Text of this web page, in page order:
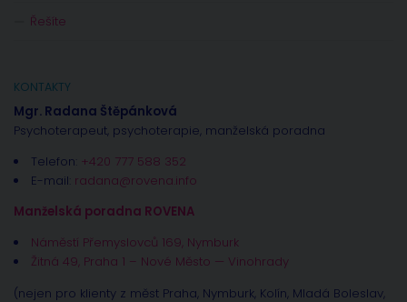
Řešíte
KONTAKTY
Mgr. Radana Štěpánková
Psychoterapeut, psychoterapie, manželská poradna
Telefon: +420 777 588 352
E-mail: radana@rovena.info
Manželská poradna ROVENA
Náměstí Přemyslovců 169, Nymburk
Žitná 49, Praha 1 – Nové Město — Vinohrady
(nejen pro klienty z měst Praha, Nymburk, Kolín, Mladá Boleslav,